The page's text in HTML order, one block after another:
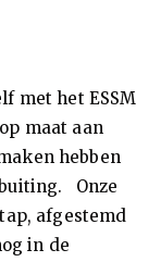
pe
rti
se
met het ESSM
maat aan
hebben
Onze
afgestemd
in de